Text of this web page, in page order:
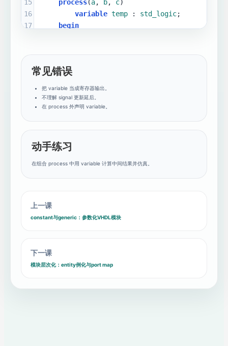
15
16
17
21
process(a, b, c)
variable temp : std_logic;
begin
end architecture
常见错误
把 variable 当成寄存器输出。
不理解 signal 更新延后。
在 process 外声明 variable。
动手练习
在组合 process 中用 variable 计算中间结果并仿真。
上一课
constant与generic：参数化VHDL模块
下一课
模块层次化：entity例化与port map